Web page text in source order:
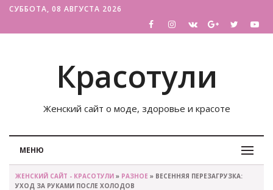
СУББОТА, 08 АВГУСТА 2026
Красотули
Женский сайт о моде, здоровье и красоте
МЕНЮ
ЖЕНСКИЙ САЙТ - КРАСОТУЛИ » РАЗНОЕ » ВЕСЕННЯЯ ПЕРЕЗАГРУЗКА:
УХОД ЗА РУКАМИ ПОСЛЕ ХОЛОДОВ